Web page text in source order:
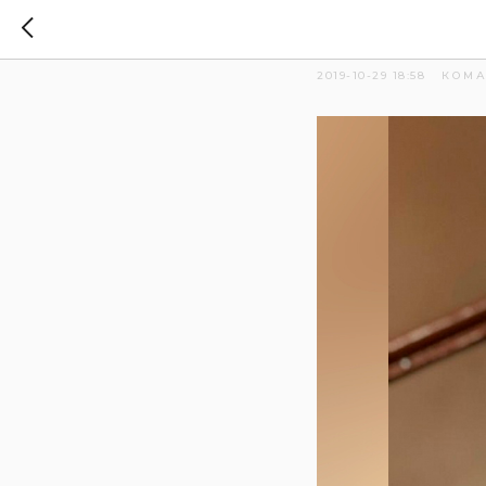
2019-10-29 18:58